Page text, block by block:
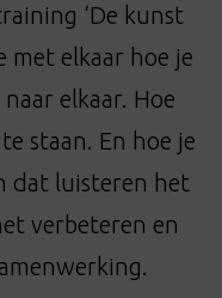
‘De kunst
met elkaar hoe je
elkaar. Hoe
staan. En hoe je
dat luisteren het
verbeteren en